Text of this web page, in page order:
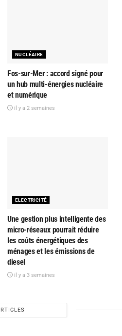
NUCLÉAIRE
Fos-sur-Mer : accord signé pour
un hub multi-énergies nucléaire
et numérique
il y a 2 semaines
ELECTRICITÉ
Une gestion plus intelligente des
micro-réseaux pourrait réduire
les coûts énergétiques des
ménages et les émissions de
diesel
il y a 3 semaines